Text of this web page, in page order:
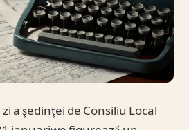
a şedinţei de Consiliu Local